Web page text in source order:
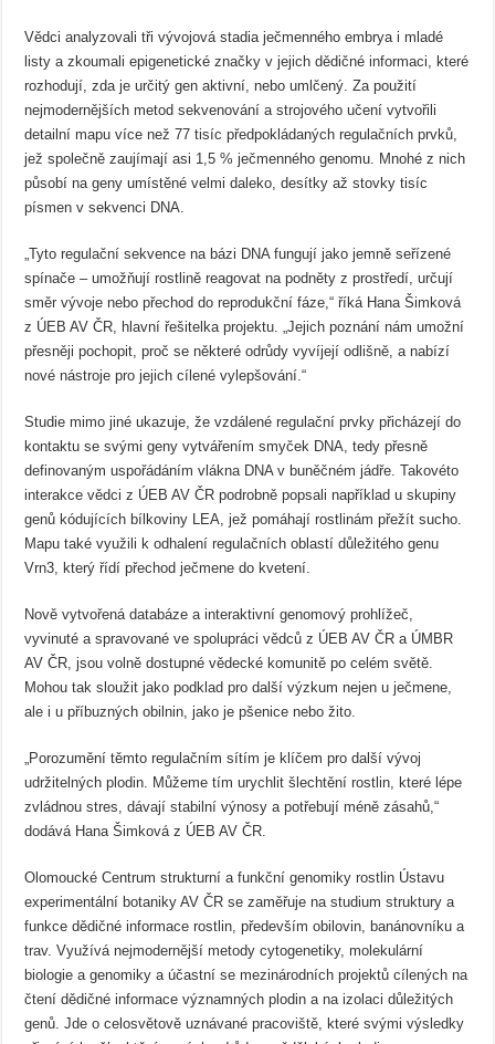
Vědci analyzovali tři vývojová stadia ječmenného embrya i mladé
listy a zkoumali epigenetické značky v jejich dědičné informaci, které
rozhodují, zda je určitý gen aktivní, nebo umlčený. Za použití
nejmodernějších metod sekvenování a strojového učení vytvořili
detailní mapu více než 77 tisíc předpokládaných regulačních prvků,
jež společně zaujímají asi 1,5 % ječmenného genomu. Mnohé z nich
působí na geny umístěné velmi daleko, desítky až stovky tisíc
písmen v sekvenci DNA.
„Tyto regulační sekvence na bázi DNA fungují jako jemně seřízené
spínače – umožňují rostlině reagovat na podněty z prostředí, určují
směr vývoje nebo přechod do reprodukční fáze,“ říká Hana Šimková
z ÚEB AV ČR, hlavní řešitelka projektu. „Jejich poznání nám umožní
přesněji pochopit, proč se některé odrůdy vyvíjejí odlišně, a nabízí
nové nástroje pro jejich cílené vylepšování.“
Studie mimo jiné ukazuje, že vzdálené regulační prvky přicházejí do
kontaktu se svými geny vytvářením smyček DNA, tedy přesně
definovaným uspořádáním vlákna DNA v buněčném jádře. Takovéto
interakce vědci z ÚEB AV ČR podrobně popsali například u skupiny
genů kódujících bílkoviny LEA, jež pomáhají rostlinám přežít sucho.
Mapu také využili k odhalení regulačních oblastí důležitého genu
Vrn3, který řídí přechod ječmene do kvetení.
Nově vytvořená databáze a interaktivní genomový prohlížeč,
vyvinuté a spravované ve spolupráci vědců z ÚEB AV ČR a ÚMBR
AV ČR, jsou volně dostupné vědecké komunitě po celém světě.
Mohou tak sloužit jako podklad pro další výzkum nejen u ječmene,
ale i u příbuzných obilnin, jako je pšenice nebo žito.
„Porozumění těmto regulačním sítím je klíčem pro další vývoj
udržitelných plodin. Můžeme tím urychlit šlechtění rostlin, které lépe
zvládnou stres, dávají stabilní výnosy a potřebují méně zásahů,“
dodává Hana Šimková z ÚEB AV ČR.
Olomoucké Centrum strukturní a funkční genomiky rostlin Ústavu
experimentální botaniky AV ČR se zaměřuje na studium struktury a
funkce dědičné informace rostlin, především obilovin, banánovníku a
trav. Využívá nejmodernější metody cytogenetiky, molekulární
biologie a genomiky a účastní se mezinárodních projektů cílených na
čtení dědičné informace významných plodin a na izolaci důležitých
genů. Jde o celosvětově uznávané pracoviště, které svými výsledky